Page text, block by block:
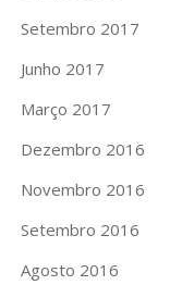
Setembro 2017
Junho 2017
Março 2017
Dezembro 2016
Novembro 2016
Setembro 2016
Agosto 2016